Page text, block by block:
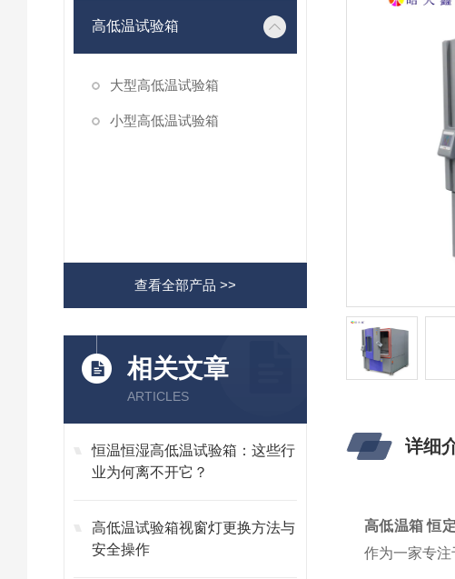
高低温试验箱
大型高低温试验箱
小型高低温试验箱
查看全部产品 >>
相关文章
ARTICLES
恒温恒湿高低温试验箱：这些行
业为何离不开它？
高低温试验箱视窗灯更换方法与
安全操作
详细
高低温箱 恒
作为一家专注